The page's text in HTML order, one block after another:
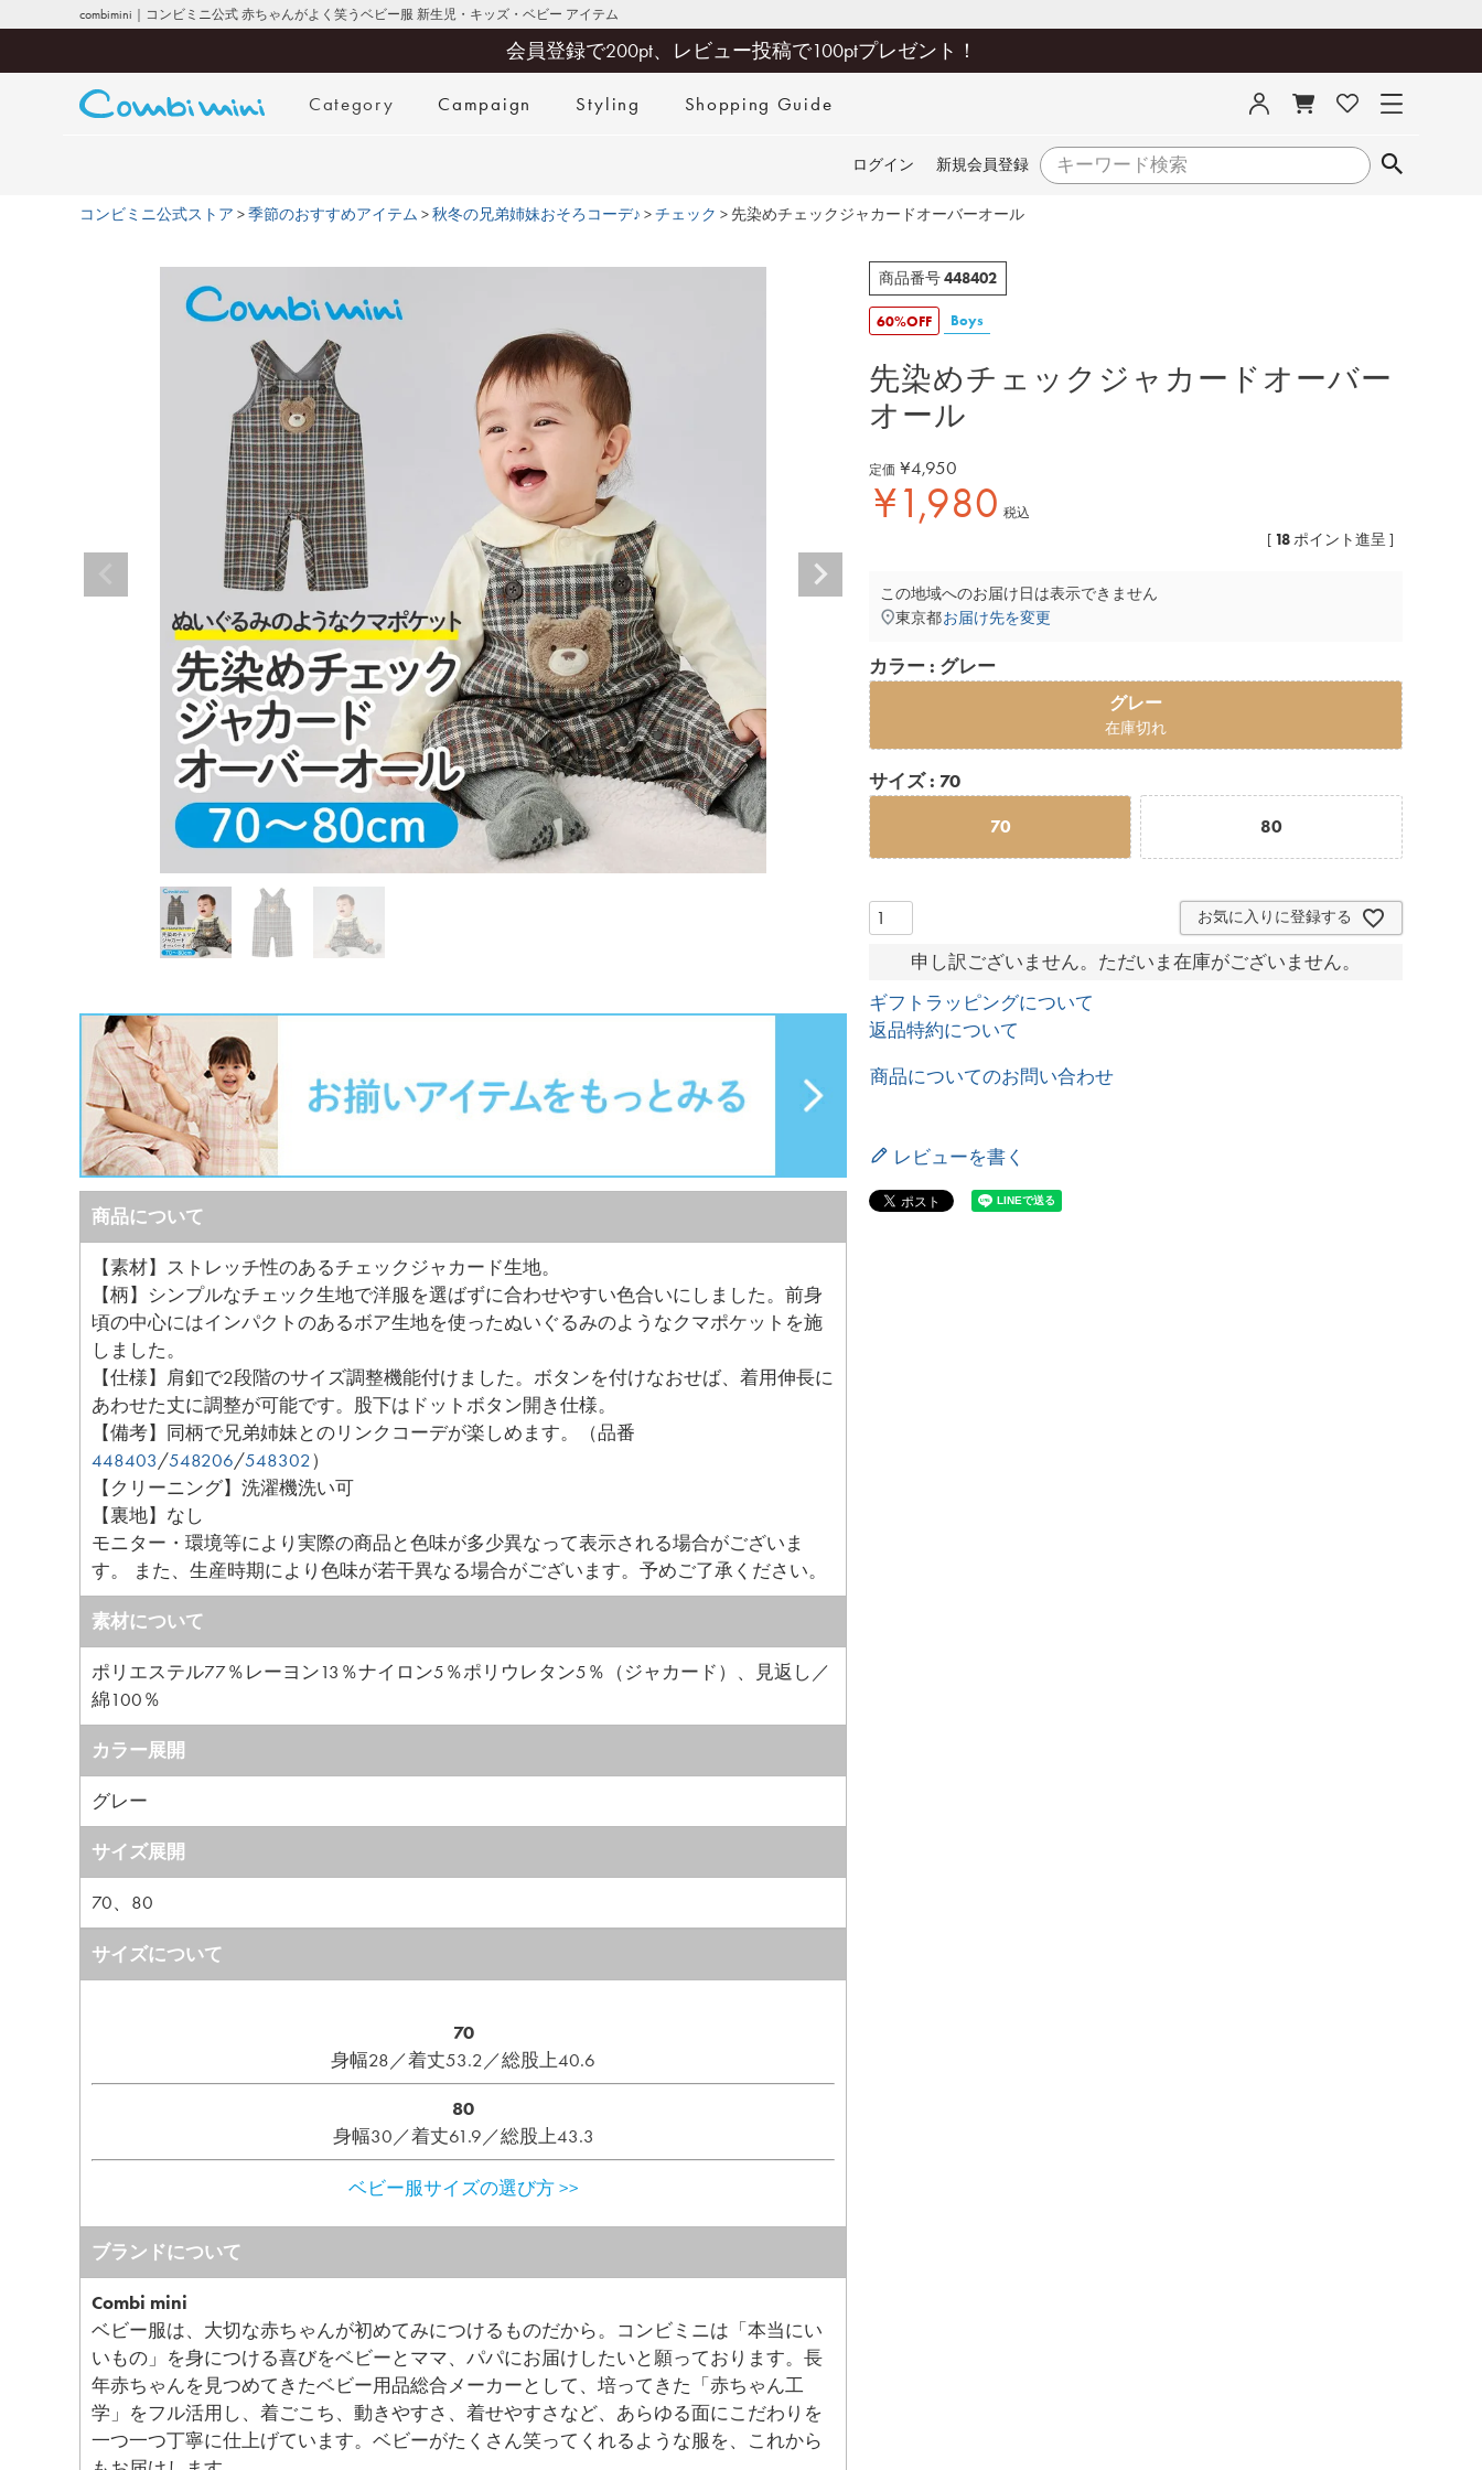
combimini｜コンビミニ公式 赤ちゃんがよく笑うベビー服 新生児・キッズ・ベビー アイテム
会員登録で200pt、レビュー投稿で100ptプレゼント！
Category Campaign Styling Shopping Guide
ログイン 新規会員登録
検索
コンビミニ公式ストア 季節のおすすめアイテム 秋冬の兄弟姉妹おそろコーデ♪ チェック 先染めチェックジャカードオーバーオール
商品について
【素材】ストレッチ性のあるチェックジャカード生地。
【柄】シンプルなチェック生地で洋服を選ばずに合わせやすい色合いにしました。前身
頃の中心にはインパクトのあるボア生地を使ったぬいぐるみのようなクマポケットを施
しました。
【仕様】肩釦で2段階のサイズ調整機能付けました。ボタンを付けなおせば、着用伸長に
あわせた丈に調整が可能です。股下はドットボタン開き仕様。
【備考】同柄で兄弟姉妹とのリンクコーデが楽しめます。（品番
448403 /548206/548302）
【クリーニング】洗濯機洗い可
【裏地】なし
モニター・環境等により実際の商品と色味が多少異なって表示される場合がございま
す。 また、生産時期により色味が若干異なる場合がございます。予めご了承ください。
素材について
ポリエステル77％レーヨン13％ナイロン5％ポリウレタン5％（ジャカード）、見返し／
綿100％
カラー展開
グレー
サイズ展開
70、80
サイズについて
70
身幅28／着丈53.2／総股上40.6
80
身幅30／着丈61.9／総股上43.3
ベビー服サイズの選び方 >>
ブランドについて
Combi mini
ベビー服は、大切な赤ちゃんが初めてみにつけるものだから。コンビミニは「本当にい
いもの」を身につける喜びをベビーとママ、パパにお届けしたいと願っております。長
年赤ちゃんを見つめてきたベビー用品総合メーカーとして、培ってきた「赤ちゃん工
学」をフル活用し、着ごこち、動きやすさ、着せやすさなど、あらゆる面にこだわりを
一つ一つ丁寧に仕上げています。ベビーがたくさん笑ってくれるような服を、これから
商品番号448402
60%OFF Boys
先染めチェックジャカードオーバー
オール
定価 ¥4,950
¥1,980 税込
[ 18ポイント進呈 ]
この地域へのお届け日は表示できません
東京都お届け先を変更
カラー グレー
グレー
在庫切れ
サイズ 70
70 80
お気に入りに登録する
申し訳ございません。ただいま在庫がございません。
ギフトラッピングについて
返品特約について
商品についてのお問い合わせ
レビューを書く